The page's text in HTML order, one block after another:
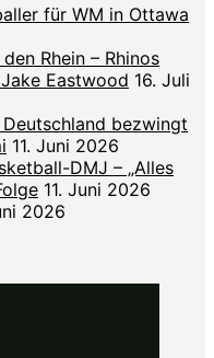
für WM in Ottawa
Rhein – Rhinos
Eastwood 16. Juli
Deutschland bezwingt
11. Juni 2026
DMJ – „Alles
11. Juni 2026
2026